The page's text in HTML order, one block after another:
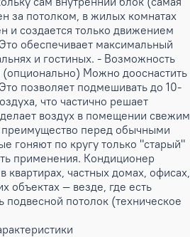
за потолком, в жилых комнатах
и создается только движением
обеспечивает максимальный
и гостиных. - Возможность
(опционально) Можно дооснастить
позволяет подмешивать до 10-
что частично решает
воздух в помещении свежим
перед обычными
гоняют по кругу только "старый"
применения. Кондиционер
квартирах, частных домах, офисах,
объектах — везде, где есть
подвесной потолок (техническое